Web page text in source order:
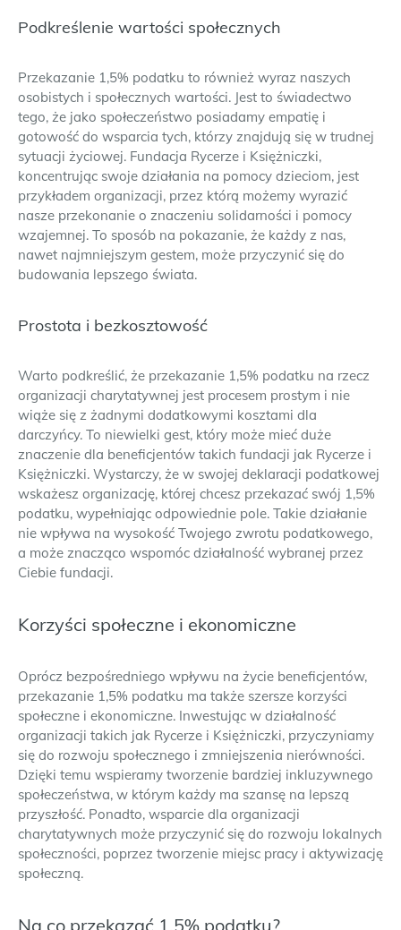
Podkreślenie wartości społecznych
Przekazanie 1,5% podatku to również wyraz naszych
osobistych i społecznych wartości. Jest to świadectwo
tego, że jako społeczeństwo posiadamy empatię i
gotowość do wsparcia tych, którzy znajdują się w trudnej
sytuacji życiowej. Fundacja Rycerze i Księżniczki,
koncentrując swoje działania na pomocy dzieciom, jest
przykładem organizacji, przez którą możemy wyrazić
nasze przekonanie o znaczeniu solidarności i pomocy
wzajemnej. To sposób na pokazanie, że każdy z nas,
nawet najmniejszym gestem, może przyczynić się do
budowania lepszego świata.
Prostota i bezkosztowość
Warto podkreślić, że przekazanie 1,5% podatku na rzecz
organizacji charytatywnej jest procesem prostym i nie
wiąże się z żadnymi dodatkowymi kosztami dla
darczyńcy. To niewielki gest, który może mieć duże
znaczenie dla beneficjentów takich fundacji jak Rycerze i
Księżniczki. Wystarczy, że w swojej deklaracji podatkowej
wskażesz organizację, której chcesz przekazać swój 1,5%
podatku, wypełniając odpowiednie pole. Takie działanie
nie wpływa na wysokość Twojego zwrotu podatkowego,
a może znacząco wspomóc działalność wybranej przez
Ciebie fundacji.
Korzyści społeczne i ekonomiczne
Oprócz bezpośredniego wpływu na życie beneficjentów,
przekazanie 1,5% podatku ma także szersze korzyści
społeczne i ekonomiczne. Inwestując w działalność
organizacji takich jak Rycerze i Księżniczki, przyczyniamy
się do rozwoju społecznego i zmniejszenia nierówności.
Dzięki temu wspieramy tworzenie bardziej inkluzywnego
społeczeństwa, w którym każdy ma szansę na lepszą
przyszłość. Ponadto, wsparcie dla organizacji
charytatywnych może przyczynić się do rozwoju lokalnych
społeczności, poprzez tworzenie miejsc pracy i aktywizację
społeczną.
Na co przekazać 1,5% podatku?